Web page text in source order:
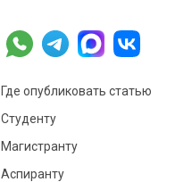
Где опубликовать статью
Студенту
Магистранту
Аспиранту